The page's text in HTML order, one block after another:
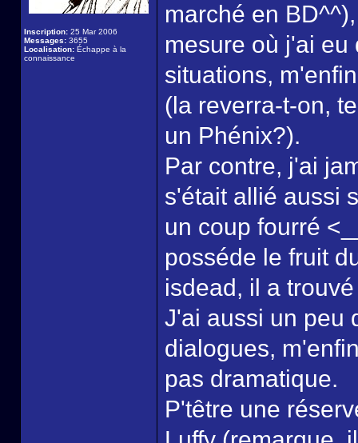
Inscription: 25 Mar 2006
Messages: 3655
Localisation: Échappe à la
connaissance
marché en
mesure où j'ai
situations,
(la reverra-t-on,
un Phénix?).
Par contre, j'ai
s'était allié aussi
un coup fourré
posséde le fruit
isdead, il a
J'ai aussi un peu
dialogues,
pas dramatique.
P'têtre une